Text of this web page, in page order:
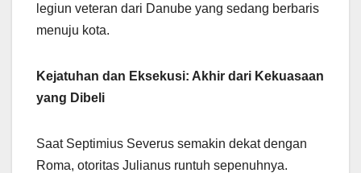
legiun veteran dari Danube yang sedang berbaris
menuju kota.
Kejatuhan dan Eksekusi: Akhir dari Kekuasaan
yang Dibeli
Saat Septimius Severus semakin dekat dengan
Roma, otoritas Julianus runtuh sepenuhnya.